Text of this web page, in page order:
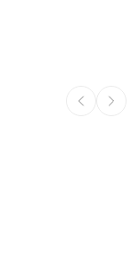
для створення